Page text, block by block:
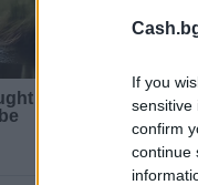
If you
sensitive
confirm
continue